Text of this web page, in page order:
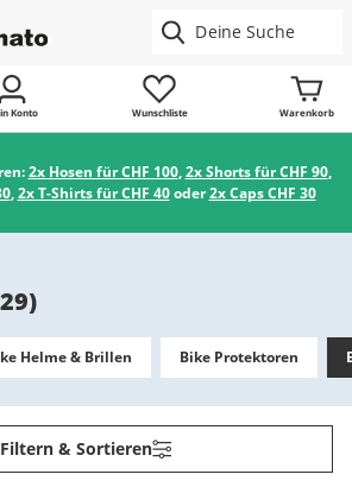
Konto Wunschliste Warenkorb
2x Hosen für CHF 100,2x Shorts für CHF 90,
,2x T-Shirts für CHF 40oder2x Caps CHF 30
29)
Helme & Brillen Bike Protektoren
Filtern & Sortieren